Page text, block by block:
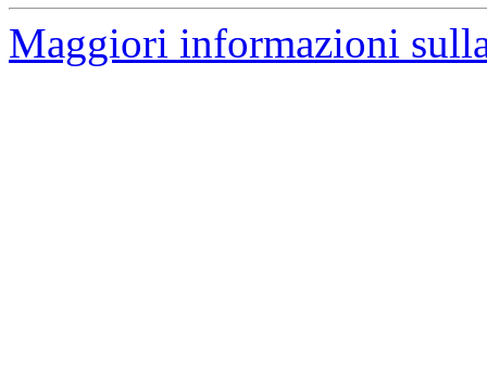
Maggiori informazioni